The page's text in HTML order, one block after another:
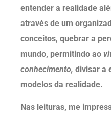
entender a realidade
através de um
conceitos, quebrar a
mundo, permitindo ao
conhecimento, divisar a
modelos da realidade.
Nas leituras, me